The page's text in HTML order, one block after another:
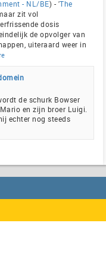
- NL/BE) - 'The
zit vol
dosis
de opvolger van
uiteraard weer in
de schurk Bowser
en zijn broer Luigi.
echter nog steeds